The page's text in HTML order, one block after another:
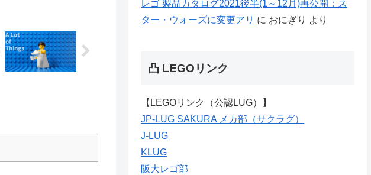
レゴ 製品カタログ2021後半(1～12月)再公開：ス
ター・ウォーズに変更アリ に おにぎり より
凸 LEGOリンク
【LEGOリンク（公認LUG）】
JP-LUG SAKURA メカ部（サクラグ）
J-LUG
KLUG
阪大レゴ部